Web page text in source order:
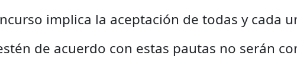
implica la aceptación de todas y cada
de acuerdo con estas pautas no serán